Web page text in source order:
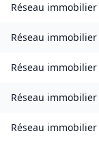
Réseau immobilier
Réseau immobilier
Réseau immobilier
Réseau immobilier
Réseau immobilier